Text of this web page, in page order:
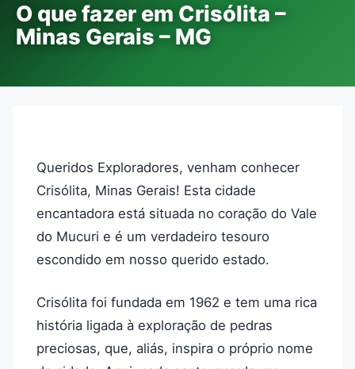
O que fazer em Crisólita –
Minas Gerais – MG
Queridos Exploradores, venham conhecer
Crisólita, Minas Gerais! Esta cidade
encantadora está situada no coração do Vale
do Mucuri e é um verdadeiro tesouro
escondido em nosso querido estado.
Crisólita foi fundada em 1962 e tem uma rica
história ligada à exploração de pedras
preciosas, que, aliás, inspira o próprio nome